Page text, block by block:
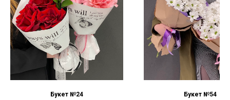
Букет №24
Букет №54